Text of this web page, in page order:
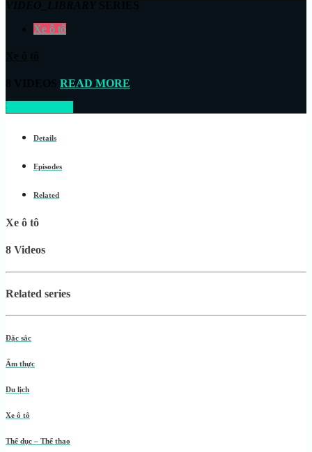
Xe ô tô
READ MORE
START NOW
Details
Episodes
Related
Xe ô tô
8 Videos
Related series
Đặc sắc
Ẩm thực
Du lịch
Xe ô tô
Thể dục – Thể thao